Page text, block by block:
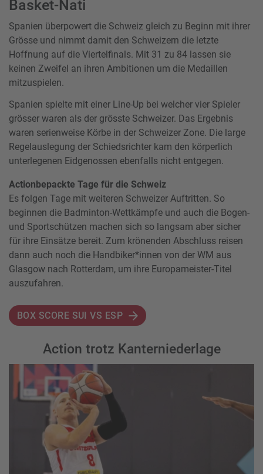
Basket-Nati
Spanien überpowert die Schweiz gleich zu Beginn mit ihrer
Grösse und nimmt damit den Schweizern die letzte
Hoffnung auf die Viertelfinals. Mit 31 zu 84 lassen sie
keinen Zweifel an ihren Ambitionen um die Medaillen
mitzuspielen.
Spanien spielte mit einer Line-Up bei welcher vier Spieler
grösser waren als der grösste Schweizer. Das Ergebnis
waren serienweise Körbe in der Schweizer Zone. Die large
Regelauslegung der Schiedsrichter kam den körperlich
unterlegenen Eidgenossen ebenfalls nicht entgegen.
Actionbepackte Tage für die Schweiz
Es folgen Tage mit weiteren Schweizer Auftritten. So
beginnen die Badminton-Wettkämpfe und auch die Bogen-
und Sportschützen machen sich so langsam aber sicher
für ihre Einsätze bereit. Zum krönenden Abschluss reisen
dann auch noch die Handbiker*innen von der WM aus
Glasgow nach Rotterdam, um ihre Europameister-Titel
auszufahren.
BOX SCORE SUI VS ESP
Action trotz Kanterniederlage